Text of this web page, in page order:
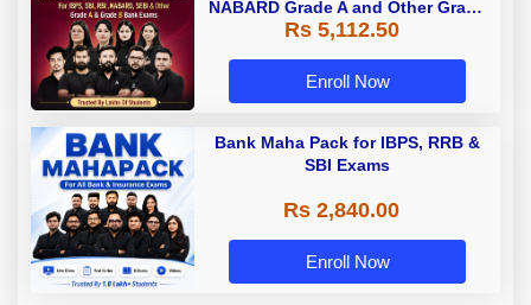
NABARD Grade A and Other Grade
A & Grade B Bank Exams
Rs 5,112.50
Enroll Now
Bank Maha Pack for IBPS, RRB &
SBI Exams
Rs 2,840.00
Enroll Now